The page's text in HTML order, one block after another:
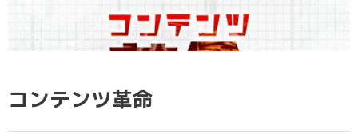
コンテンツ革命